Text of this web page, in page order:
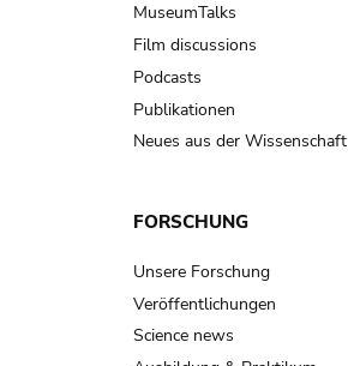
MuseumTalks
Film discussions
Podcasts
Publikationen
Neues aus der Wissenschaft
FORSCHUNG
Unsere Forschung
Veröffentlichungen
Science news